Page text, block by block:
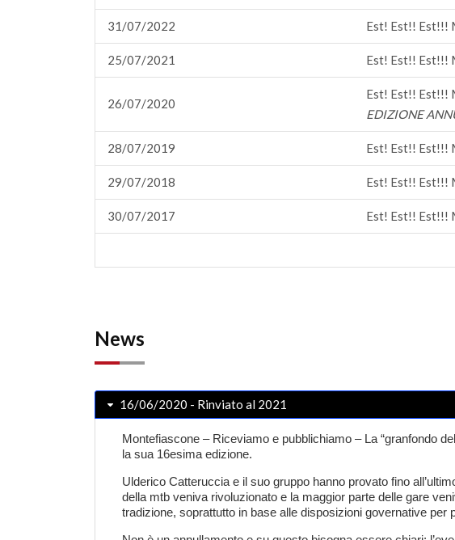
31/07/2022 Est! Est!! Est!!!
25/07/2021 Est! Est!! Est!!!
26/07/2020
Est! Est!! Est!!!
EDIZIONE
28/07/2019 Est! Est!! Est!!!
29/07/2018 Est! Est!! Est!!!
30/07/2017 Est! Est!! Est!!!
News
16/06/2020 - Rinviato al 2021
Montefiascone – Riceviamo e pubblichiamo – La “granfondo
la sua 16esima edizione.
Ulderico Catteruccia e il suo gruppo hanno provato fino
della mtb veniva rivoluzionato e la maggior parte delle gare
tradizione, soprattutto in base alle disposizioni governative